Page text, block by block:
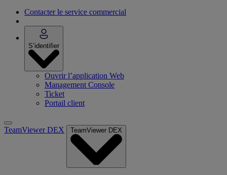
Contacter le service commercial
S’identifier
Ouvrir l’application Web
Management Console
Ticket
Portail client
TeamViewer DEX TeamViewer DEX